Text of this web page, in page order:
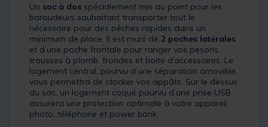
Un sac à dos spécialement mis au point pour les
baroudeurs souhaitant transporter tout le
nécessaire pour des pêches rapides dans un
minimum de place. Il est muni de 2 poches latérales
et d’une poche frontale pour ranger vos pesons,
trousses à plomb, frondes et boite d’accessoires. Le
logement central, pourvu d’une séparation amovible,
vous permettra de stocker vos appâts. Sur le dessus
du sac, un logement coqué pourvu d’une prise USB
assurera une protection optimale à votre appareil
photo, téléphone et power bank.